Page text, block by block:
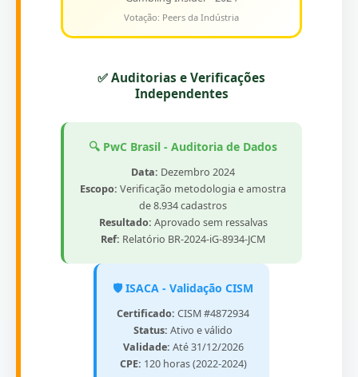
Votação: Peers da Indústria
✅ Auditorias e Verificações
Independentes
🔍 PwC Brasil - Auditoria de Dados
Data: Dezembro 2024
Escopo: Verificação metodologia e amostra
de 8.934 cadastros
Resultado: Aprovado sem ressalvas
Ref: Relatório BR-2024-iG-8934-JCM
🛡️ ISACA - Validação CISM
Certificado: CISM #4872934
Status: Ativo e válido
Validade: Até 31/12/2026
CPE: 120 horas (2022-2024)